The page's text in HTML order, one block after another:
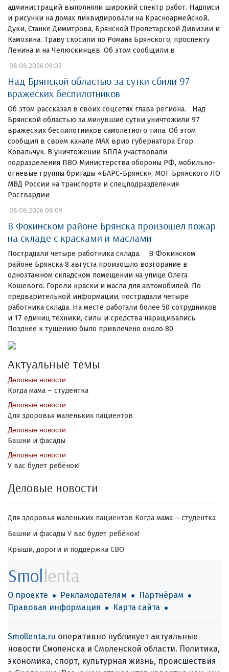
администраций выполняли широкий спектр работ. Надписи
и рисунки на домах ликвидировали на Красноармейской,
Дуки, Станке Димитрова, Брянской Пролетарской Дивизии и
Камозина. Траву скосили по Романа Брянского, проспекту
Ленина и на Челюскинцев. Об этом сообщили в
08.08.2026 09:03
Над Брянской областью за сутки сбили 97
вражеских беспилотников
Об этом рассказал в своих соцсетях глава региона. Над
Брянской областью за минувшие сутки уничтожили 97
вражеских беспилотников самолетного типа. Об этом
сообщил в своем канале МАХ врио губернатора Егор
Ковальчук. В уничтожении БПЛА участвовали
подразделения ПВО Министерства обороны РФ, мобильно-
огневые группы бригады «БАРС-Брянск», МОГ Брянского ЛО
МВД России на транспорте и спецподразделения
Росгвардии
08.08.2026 08:09
В Фокинском районе Брянска произошел пожар
на складе с красками и маслами
Пострадали четыре работника склада. В Фокинском
районе Брянска 8 августа произошло возгорание в
одноэтажном складском помещении на улице Олега
Кошевого. Горели краски и масла для автомобилей. По
предварительной информации, пострадали четыре
работника склада. На месте работали более 50 сотрудников
и 17 единиц техники, силы и средства наращивались.
Позднее к тушению было привлечено около 80
Актуальные темы
Деловые новости
Когда мама – студентка
Деловые новости
Для здоровья маленьких пациентов
Деловые новости
Башни и фасады
Деловые новости
У вас будет ребёнок!
Деловые новости
Для здоровья маленьких пациентов Когда мама – студентка
Башни и фасады У вас будет ребёнок!
Крыши, дороги и поддержка СВО
Smollenta
О проекте Рекламодателям
Партнёрам
Правовая информация
Карта сайта
Smollenta.ru оперативно публикует актуальные
новости Смоленска и Смоленской области. Политика,
экономика, спорт, культурная жизнь, происшествия